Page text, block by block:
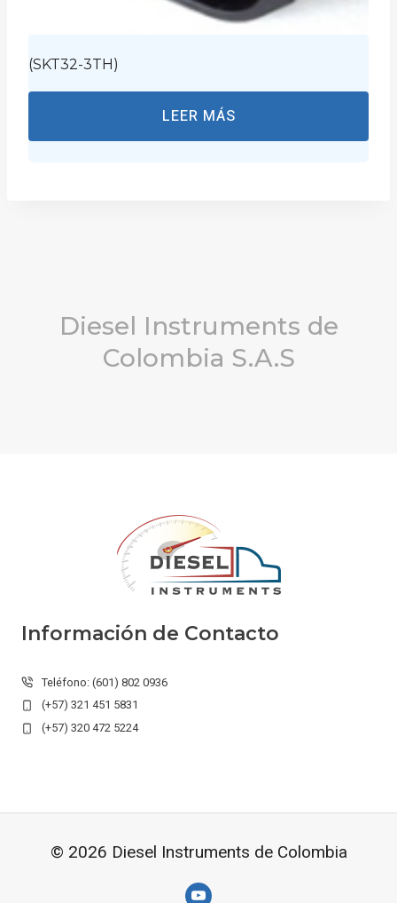
(SKT32-3TH)
LEER MÁS
Diesel Instruments de
Colombia S.A.S
Información de Contacto
Teléfono: (601) 802 0936
(+57) 321 451 5831
(+57) 320 472 5224
© 2026 Diesel Instruments de Colombia